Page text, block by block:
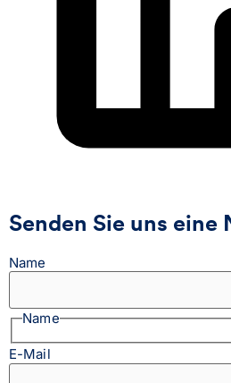
Senden Sie uns eine
Name
Name
E-Mail